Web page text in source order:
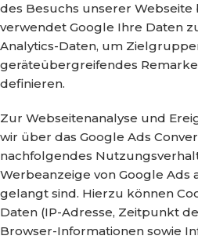
des Besuchs unserer Webseite
verwendet Google Ihre Daten
Analytics-Daten, um
geräteübergreifendes
definieren.
Zur Webseitenanalyse und
wir über das Google Ads
nachfolgendes
Werbeanzeige von Google Ads
gelangt sind. Hierzu können
Daten (IP-Adresse, Zeitpunkt
Browser-Informationen sowie